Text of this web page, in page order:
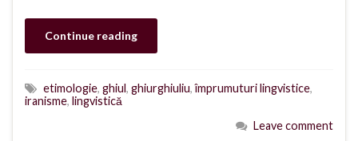
Continue reading
etimologie, ghiul , ghiurghiuliu,împrumuturi lingvistice,
iranisme, lingvistică
Leave comment